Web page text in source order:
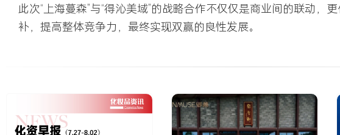
此次“上海蔓森”与“得沁美域”的战略合作不仅仅是商业间的联动，
补，提高整体竞争力，最终实现双赢的良性发展。